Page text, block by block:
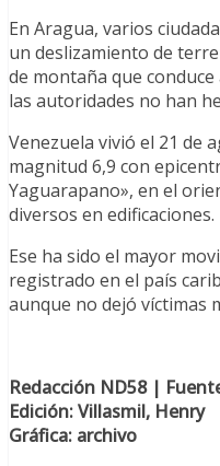
En Aragua, varios
un deslizamiento de
de montaña que
las autoridades no han
Venezuela vivió el 21 de
magnitud 6,9 con
Yaguarapano», en el
diversos en edificaciones.
Ese ha sido el mayor
registrado en el país
aunque no dejó víctimas
Redacción ND58 |
Edición: Villasmil, Henry
Gráfica: archivo